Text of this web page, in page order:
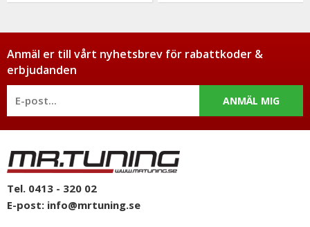
Anmäl er till vårt nyhetsbrev för rabattkoder &
erbjudanden
ANMÄL MIG
Tel. 0413 - 320 02
E-post: info@mrtuning.se